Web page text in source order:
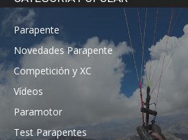
Parapente
Novedades Parapente
Competición y XC
Vídeos
Paramotor
Test Parapentes